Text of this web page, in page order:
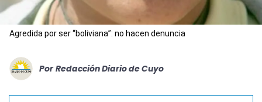
Agredida por ser “boliviana”: no hacen denuncia
Por Redacción Diario de Cuyo